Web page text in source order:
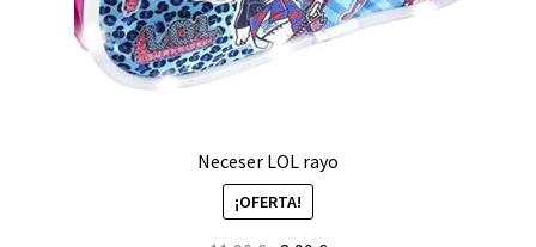
Neceser LOL rayo
¡OFERTA!